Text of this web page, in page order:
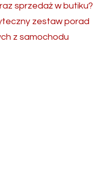
sprzedaż w butiku?
zestaw porad
z samochodu